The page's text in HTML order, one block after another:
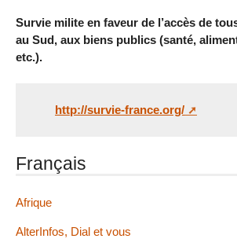
Survie milite en faveur de l’accès de
au Sud, aux biens publics (santé,
etc.).
http://survie-france.org/
Français
Afrique
AlterInfos, Dial et vous